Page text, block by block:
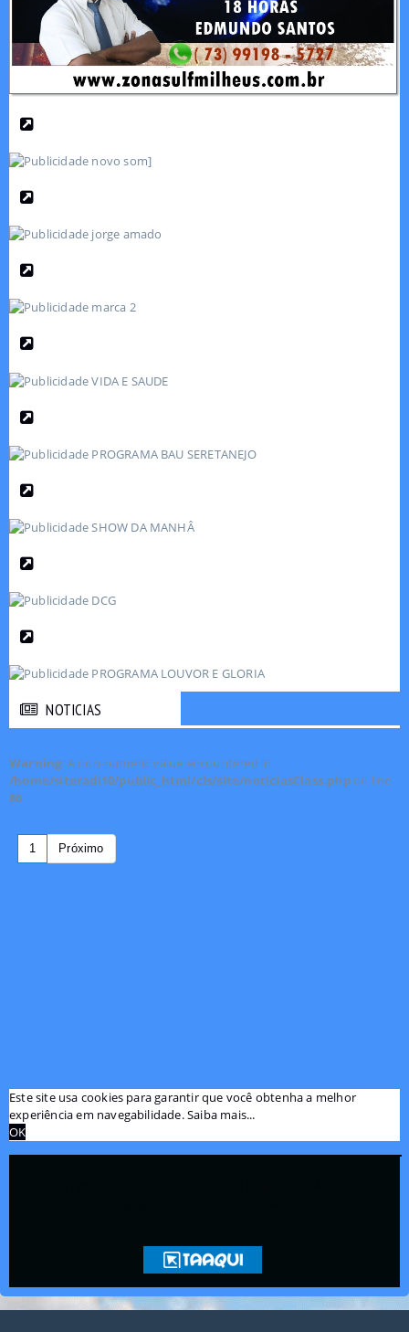
NOTICIAS
Warning: A non-numeric value encountered in
/home/siteradi10/public_html/cls/site/noticiasClass.phpon line
86
1 Próximo
Este site usa cookies para garantir que você obtenha a melhor
experiência em navegabilidade.Saiba mais...
OK